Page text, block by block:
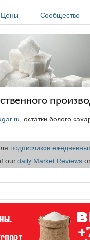
Цены Сообщество
, остатки белого
подписчиков
our daily Market Reviews